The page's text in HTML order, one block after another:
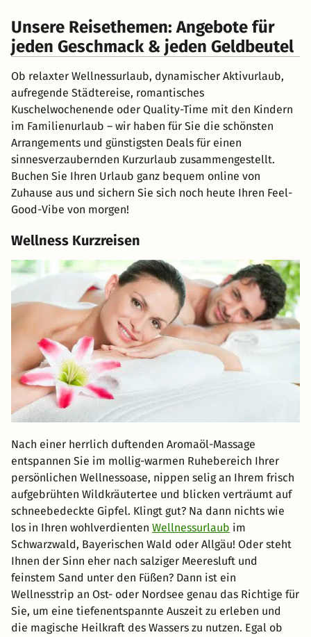
Unsere Reisethemen: Angebote für
jeden Geschmack & jeden Geldbeutel
Ob relaxter Wellnessurlaub, dynamischer Aktivurlaub,
aufregende Städtereise, romantisches
Kuschelwochenende oder Quality-Time mit den Kindern
im Familienurlaub – wir haben für Sie die schönsten
Arrangements und günstigsten Deals für einen
sinnesverzaubernden Kurzurlaub zusammengestellt.
Buchen Sie Ihren Urlaub ganz bequem online von
Zuhause aus und sichern Sie sich noch heute Ihren Feel-
Good-Vibe von morgen!
Wellness Kurzreisen
Nach einer herrlich duftenden Aromaöl-Massage
entspannen Sie im mollig-warmen Ruhebereich Ihrer
persönlichen Wellnessoase, nippen selig an Ihrem frisch
aufgebrühten Wildkräutertee und blicken verträumt auf
schneebedeckte Gipfel. Klingt gut? Na dann nichts wie
los in Ihren wohlverdienten Wellnessurlaub im
Schwarzwald, Bayerischen Wald oder Allgäu! Oder steht
Ihnen der Sinn eher nach salziger Meeresluft und
feinstem Sand unter den Füßen? Dann ist ein
Wellnesstrip an Ost- oder Nordsee genau das Richtige für
Sie, um eine tiefenentspannte Auszeit zu erleben und
die magische Heilkraft des Wassers zu nutzen. Egal ob